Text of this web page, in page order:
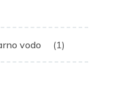
vodo (1)